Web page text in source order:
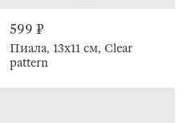
599 ₽
Пиала, 13х11 см, Clear
pattern